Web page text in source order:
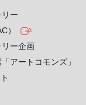
ー
）
ー企画
アートコモンズ」